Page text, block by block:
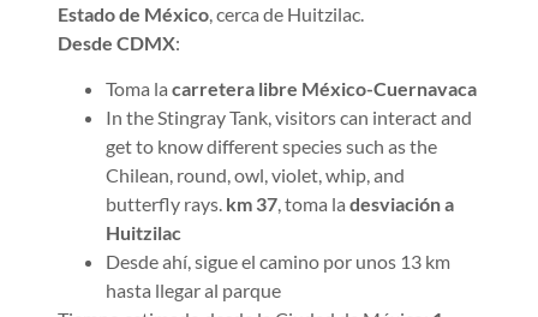
Estado de México , cerca de Huitzilac.
Desde CDMX:
Toma la carretera libre México-Cuernavaca
In the Stingray Tank, visitors can interact and
get to know different species such as the
Chilean, round, owl, violet, whip, and
butterfly rays. km 37, toma la desviación a
Huitzilac
Desde ahí, sigue el camino por unos 13 km
hasta llegar al parque